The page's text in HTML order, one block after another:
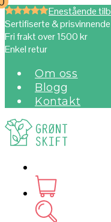
Enestående
Sertifiserte &
Fri frakt over 1500 kr
Enkel retur
Om oss
Blogg
Kontakt